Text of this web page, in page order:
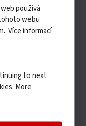
používá
webu
Více informací
to next
More